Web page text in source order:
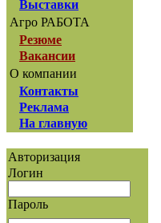
Выставки
Агро РАБОТА
Резюме
Вакансии
О компании
Контакты
Реклама
На главную
Авторизация
Логин
Пароль